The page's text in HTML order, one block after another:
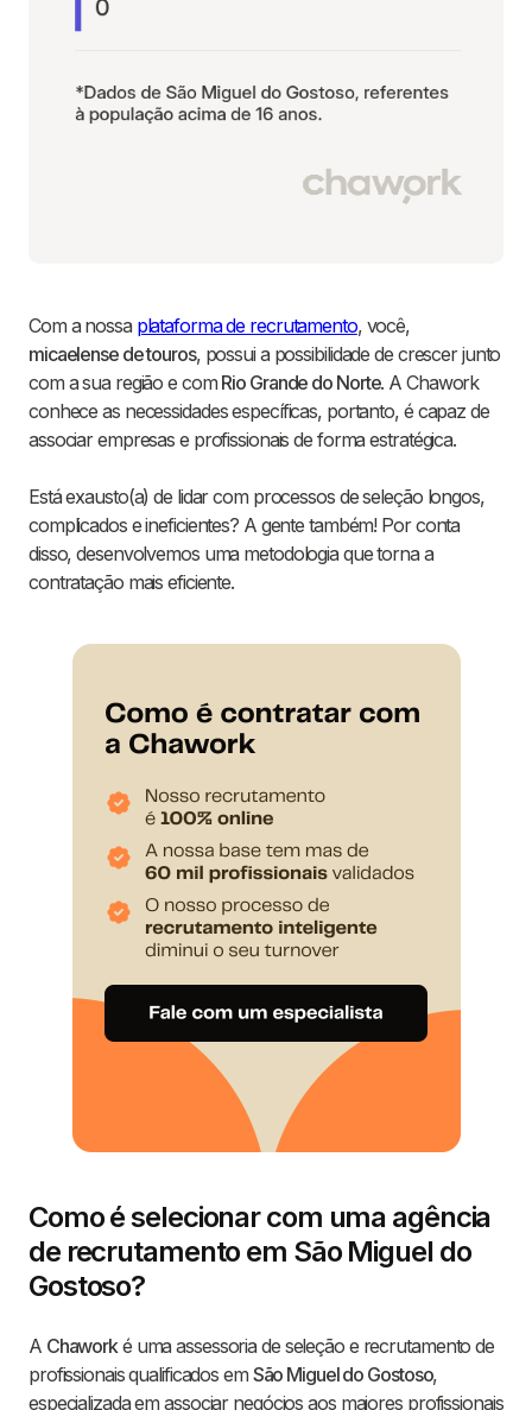
Com a nossa plataforma de recrutamento, você,
micaelense de touros, possui a possibilidade de crescer junto
com a sua região e com Rio Grande do Norte. A Chawork
conhece as necessidades específicas, portanto, é capaz de
associar empresas e profissionais de forma estratégica.
Está exausto(a) de lidar com processos de seleção longos,
complicados e ineficientes? A gente também! Por conta
disso, desenvolvemos uma metodologia que torna a
contratação mais eficiente.
Como é selecionar com uma agência
de recrutamento em São Miguel do
Gostoso?
A Chaworké uma assessoria de seleção e recrutamento de
profissionais qualificados em São Miguel do Gostoso,
especializada em associar negócios aos maiores profissionais